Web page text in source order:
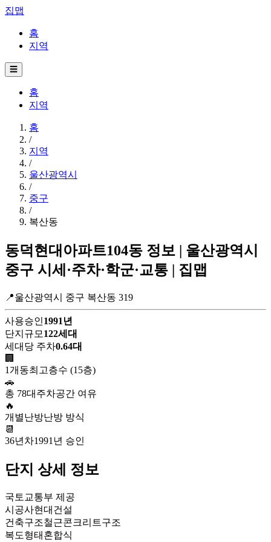
집맵
홈
지역
☰
홈
지역
홈
/
지역
/
울산광역시
/
중구
/
복산동
동덕현대아파트104동 정보 | 울산광역시
중구 시세·주차·학군·교통 | 집맵
📍울산광역시 중구 복산동 319
사용승인1991년
단지규모 122세대
세대당 주차0.64대
🏢
1개동최고층수 (15층)
🚗
총 78대 주차공간 여유
🔥
개별난방난방 방식
📆
36년차1991년 승인
단지 상세 정보
국토교통부 제공
시공사현대건설
건축구조철근콘크리트구조
복도형태 혼합식